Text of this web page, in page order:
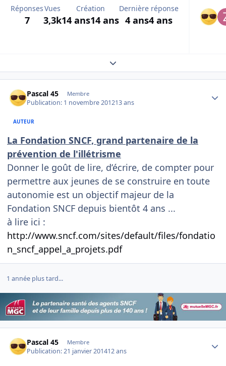
Réponses
7
Vues
3,3k
Création
14 ans14 ans
Dernière réponse
4 ans4 ans
Expand topic overview
Pascal 45 Membre
Publication: 1 novembre 201213 ans
AUTEUR
La Fondation SNCF, grand partenaire de la
prévention de l'illétrisme
Donner le goût de lire, d’écrire, de compter pour
permettre aux jeunes de se construire en toute
autonomie est un objectif majeur de la
Fondation SNCF depuis bientôt 4 ans ...
à lire ici :
http://www.sncf.com/sites/default/files/fondatio
n_sncf_appel_a_projets.pdf
1 année plus tard...
Pascal 45 Membre
Publication:21 janvier 201412 ans